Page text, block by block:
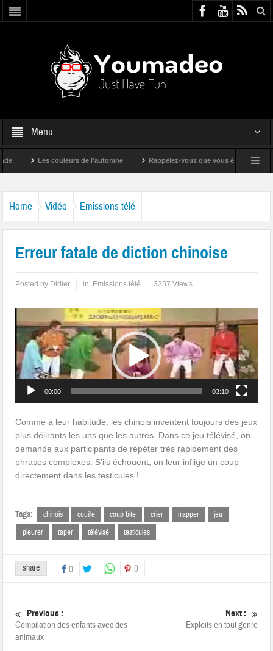
Menu
Les couleurs de l’automne Rappelez-vous que vous êtes super !
Home Vidéo Emissions télé
Erreur fatale de diction chinoise
Posted by Didier in: Emissions télé 3257 Views
vidéo
00:00 03:10
Comme à leur habitude, les chinois inventent toujours des jeux
plus délirants les uns que les autres. Dans ce jeu télévisé, on
demande aux participants de répéter très rapidement des
phrases complexes. S’ils échouent, on leur inflige un coup
directement dans les testicules !
Tags: chinois couille coup bite crier frapper
jeu
pleurer
taper télévisé testicules
share 0 0
Previous :
Compilation des enfants avec des
animaux
Next :
Exploits en tout genre